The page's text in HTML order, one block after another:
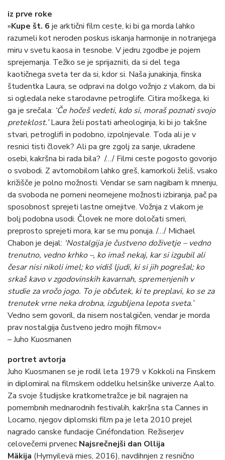
iz prve roke
»Kupe št. 6 je arktični film ceste, ki bi ga morda lahko
razumeli kot neroden poskus iskanja harmonije in notranjega
miru v svetu kaosa in tesnobe. V jedru zgodbe je pojem
sprejemanja. Težko se je sprijazniti, da si del tega
kaotičnega sveta ter da si, kdor si. Naša junakinja, finska
študentka Laura, se odpravi na dolgo vožnjo z vlakom, da bi
si ogledala neke starodavne petroglife. Citira moškega, ki
ga je srečala: ‘Če hočeš vedeti, kdo si, moraš poznati svojo
preteklost.’Laura želi postati arheologinja, ki bi jo takšne
stvari, petroglifi in podobno, izpolnjevale. Toda ali je v
resnici tisti človek? Ali pa gre zgolj za sanje, ukradene
osebi, kakršna bi rada bila? /…/ Filmi ceste pogosto govorijo
o svobodi. Z avtomobilom lahko greš, kamorkoli želiš, vsako
križišče je polno možnosti. Vendar se sam nagibam k mnenju,
da svoboda ne pomeni neomejene možnosti izbiranja, pač pa
sposobnost sprejeti lastne omejitve. Vožnja z vlakom je
bolj podobna usodi. Človek ne more določati smeri,
preprosto sprejeti mora, kar se mu ponuja. /…/ Michael
Chabon je dejal: ‘Nostalgija je čustveno doživetje – vedno
trenutno, vedno krhko –, ko imaš nekaj, kar si izgubil ali
česar nisi nikoli imel; ko vidiš ljudi, ki si jih pogrešal; ko
srkaš kavo v zgodovinskih kavarnah, spremenjenih v
studie za vročo jogo. To je občutek, ki te preplavi, ko se za
trenutek vrne neka drobna, izgubljena lepota sveta.’
Vedno sem govoril, da nisem nostalgičen, vendar je morda
prav nostalgija čustveno jedro mojih filmov.«
– Juho Kuosmanen
portret avtorja
Juho Kuosmanen se je rodil leta 1979 v Kokkoli na Finskem
in diplomiral na filmskem oddelku helsinške univerze Aalto.
Za svoje študijske kratkometražce je bil nagrajen na
pomembnih mednarodnih festivalih, kakršna sta Cannes in
Locarno, njegov diplomski film pa je leta 2010 prejel
nagrado canske fundacije Cinéfondation. Režiserjev
celovečerni prvenec Najsrečnejši dan Ollija
Mäkija (Hymyilevä mies, 2016), navdihnjen z resnično